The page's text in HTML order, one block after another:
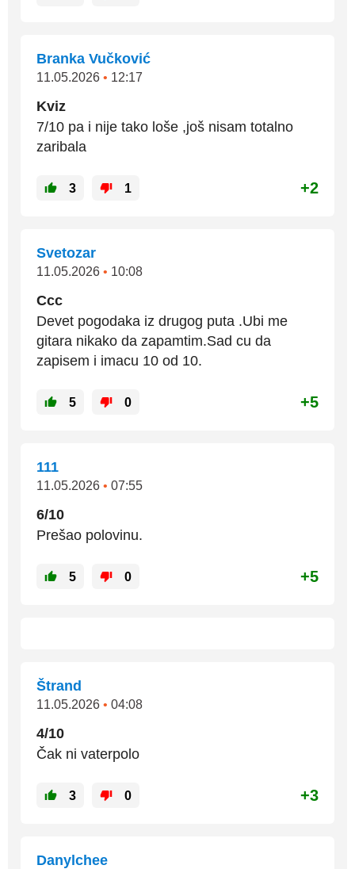
Branka Vučković
11.05.2026 • 12:17
Kviz
7/10 pa i nije tako loše ,još nisam totalno
zaribala
3 1 +2
Svetozar
11.05.2026 • 10:08
Ccc
Devet pogodaka iz drugog puta .Ubi me
gitara nikako da zapamtim.Sad cu da
zapisem i imacu 10 od 10.
5 0 +5
111
11.05.2026 • 07:55
6/10
Prešao polovinu.
5 0 +5
Štrand
11.05.2026 • 04:08
4/10
Čak ni vaterpolo
3 0 +3
Danylchee